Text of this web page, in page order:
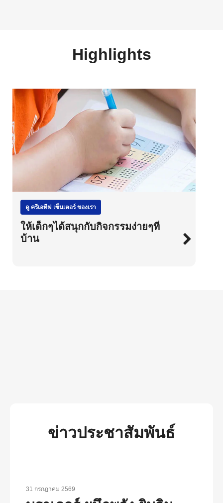
Highlights
ดู ครีเอทีฟ เซ็นเตอร์ ของเรา
ให้เด็กๆได้สนุกกับกิจกรรมง่ายๆที่
บ้าน
ข่าวประชาสัมพันธ์
31 กรกฎาคม 2569